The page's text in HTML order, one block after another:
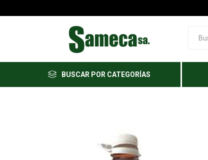
BUSCAR POR CATEGORÍAS